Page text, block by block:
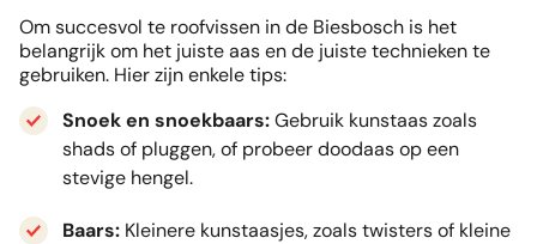
Om succesvol te roofvissen in de Biesbosch is het
belangrijk om het juiste aas en de juiste technieken te
gebruiken. Hier zijn enkele tips:
Snoek en snoekbaars:Gebruik kunstaas zoals
shads of pluggen, of probeer doodaas op een
stevige hengel.
Baars: Kleinere kunstaasjes, zoals twisters of kleine